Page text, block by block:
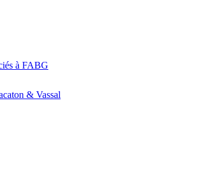
à FABG
& Vassal